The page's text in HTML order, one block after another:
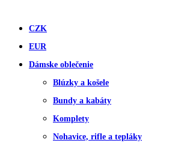
CZK
EUR
Dámske oblečenie
Blúzky a košele
Bundy a kabáty
Komplety
Nohavice, rifle a tepláky